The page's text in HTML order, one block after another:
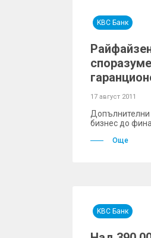
KBC Банк
17 август 2011
Допълнителни
бизнес до
Още
KBC Банк